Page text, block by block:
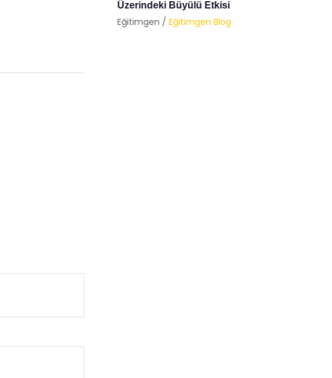
Eğitimgen /Eğitimgen Blog